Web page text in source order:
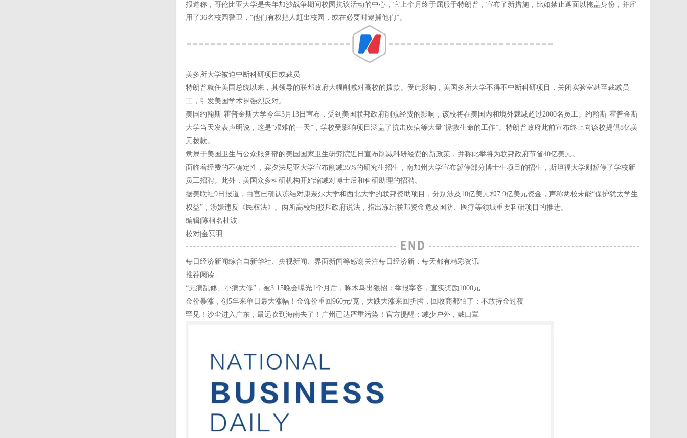
报道称，哥伦比亚大学是去年加沙战争期间校园抗议活动的中心，它上个月终于屈服于特朗普，宣布了新措施，比如禁止遮面以掩盖身份，并雇
用了36名校园警卫，“他们有权把人赶出校园，或在必要时逮捕他们”。
美多所大学被迫中断科研项目或裁员
特朗普就任美国总统以来，其领导的联邦政府大幅削减对高校的拨款。受此影响，美国多所大学不得不中断科研项目，关闭实验室甚至裁减员
工，引发美国学术界强烈反对。
美国约翰斯·霍普金斯大学今年3月13日宣布，受到美国联邦政府削减经费的影响，该校将在美国内和境外裁减超过2000名员工。约翰斯·霍普金斯
大学当天发表声明说，这是“艰难的一天”，学校受影响项目涵盖了抗击疾病等大量“拯救生命的工作”。特朗普政府此前宣布终止向该校提供8亿美
元拨款。
隶属于美国卫生与公众服务部的美国国家卫生研究院近日宣布削减科研经费的新政策，并称此举将为联邦政府节省40亿美元。
面临着经费的不确定性，宾夕法尼亚大学宣布削减35%的研究生招生，南加州大学宣布暂停部分博士生项目的招生，斯坦福大学则暂停了学校新
员工招聘。此外，美国众多科研机构开始缩减对博士后和科研助理的招聘。
据美联社9日报道，白宫已确认冻结对康奈尔大学和西北大学的联邦资助项目，分别涉及10亿美元和7.9亿美元资金，声称两校未能“保护犹太学生
权益”，涉嫌违反《民权法》。两所高校均驳斥政府说法，指出冻结联邦资金危及国防、医疗等领域重要科研项目的推进。
编辑|陈柯名杜波
校对|金冥羽
每日经济新闻综合自新华社、央视新闻、界面新闻等感谢关注每日经济新，每天都有精彩资讯
推荐阅读↓
“无病乱修、小病大修”，被3·15晚会曝光1个月后，啄木鸟出狠招：举报宰客，查实奖励1000元
金价暴涨，创5年来单日最大涨幅！金饰价重回960元/克，大跌大涨来回折腾，回收商都怕了：不敢持金过夜
罕见！沙尘进入广东，最远吹到海南去了！广州已达严重污染！官方提醒：减少户外，戴口罩